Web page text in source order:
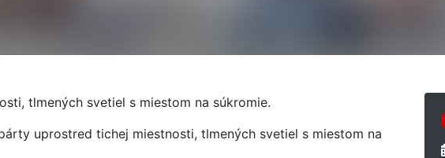
tlmených svetiel s miestom na súkromie.
uprostred tichej miestnosti, tlmených svetiel s miestom na